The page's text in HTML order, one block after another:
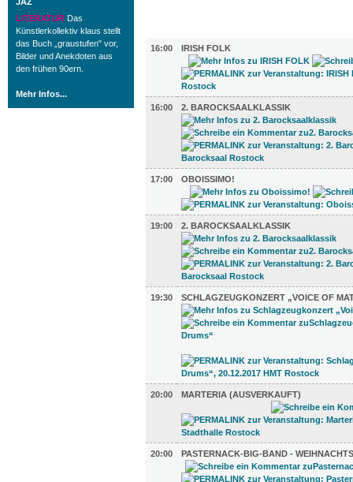
LITERATUR Das
Künstlerkollektiv klaus stellt
das Buch „graustufen" vor,
Bilder und Anekdoten aus
den frühen 90ern.
Mehr Infos...
16:00
IRISH FOLK
16:00 2. BAROCKSAALKLASSIK
17:00 OBOISSIMO!
19:00 2. BAROCKSAALKLASSIK
19:30 SCHLAGZEUGKONZERT „VOICE OF
20:00 MARTERIA (AUSVERKAUFT)
20:00 PASTERNACK-BIG-BAND -